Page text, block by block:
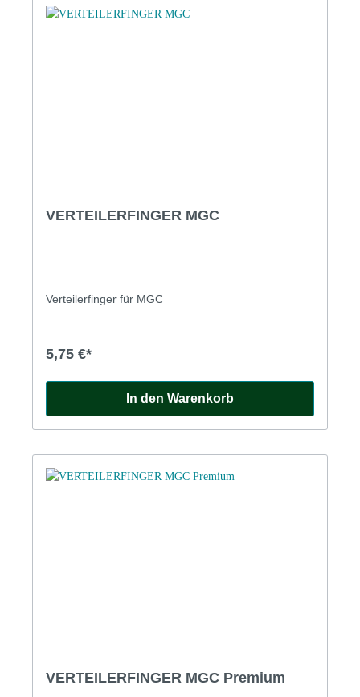
VERTEILERFINGER MGC
Verteilerfinger für MGC
5,75 €*
In den Warenkorb
VERTEILERFINGER MGC Premium